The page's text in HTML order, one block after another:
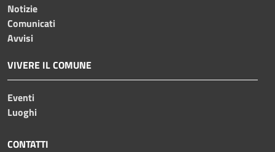
Notizie
Comunicati
Avvisi
VIVERE IL COMUNE
Eventi
Luoghi
CONTATTI